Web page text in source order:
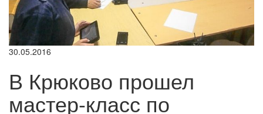
30.05.2016
В Крюково прошел
мастер-класс по